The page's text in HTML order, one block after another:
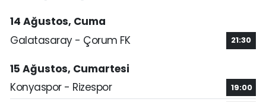
14 Ağustos, Cuma
Galatasaray - Çorum FK
21:30
15 Ağustos, Cumartesi
Konyaspor - Rizespor
19:00